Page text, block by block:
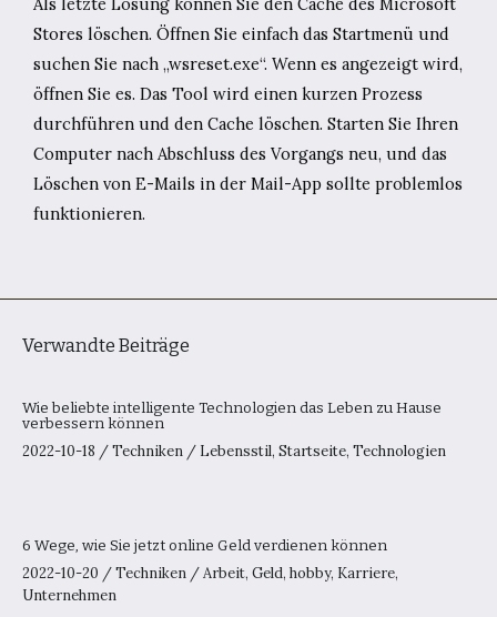
Stores löschen. Öffnen Sie einfach das Startmenü und
suchen Sie nach „wsreset.exe“. Wenn es angezeigt wird,
öffnen Sie es. Das Tool wird einen kurzen Prozess
durchführen und den Cache löschen. Starten Sie Ihren
Computer nach Abschluss des Vorgangs neu, und das
Löschen von E-Mails in der Mail-App sollte problemlos
funktionieren.
Verwandte Beiträge
Wie beliebte intelligente Technologien das Leben zu Hause
verbessern können
2022-10-18 /Techniken / Lebensstil, Startseite, Technologien
6 Wege, wie Sie jetzt online Geld verdienen können
2022-10-20 /Techniken / Arbeit, Geld, hobby, Karriere,
Unternehmen